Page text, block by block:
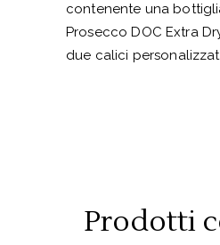
contenente una
Prosecco DOC Extra
due calici
Prodotti